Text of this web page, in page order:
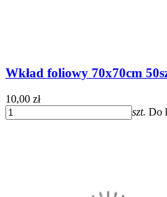
Wkład foliowy 70x70cm
10,00 zł
szt. Do